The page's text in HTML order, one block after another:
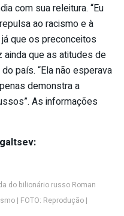
com sua releitura. “Eu
ao racismo e à
que os preconceitos
ainda que as atitudes de
país. “Ela não esperava
demonstra a
As informações
do bilionário russo Roman
| FOTO: Reprodução |